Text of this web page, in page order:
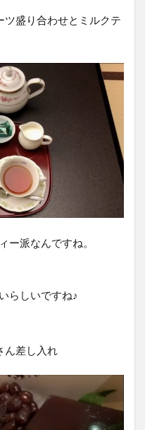
盛り合わせとミルクテ
ー派なんですね。
らしいですね♪
差し入れ